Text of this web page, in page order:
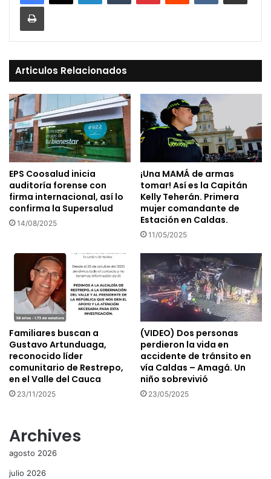
Print
Articulos Relacionados
EPS Coosalud inicia
auditoría forense con
firma internacional, así lo
confirma la Supersalud
14/08/2025
¡Una MAMÁ de armas
tomar! Así es la Capitán
Kelly Teherán. Primera
mujer comandante de
Estación en Caldas.
11/05/2025
Familiares buscan a
Gustavo Artunduaga,
reconocido líder
comunitario de Restrepo,
en el Valle del Cauca
23/11/2025
(VIDEO) Dos personas
perdieron la vida en
accidente de tránsito en
vía Caldas – Amagá. Un
niño sobrevivió
23/05/2025
Archives
agosto 2026
julio 2026